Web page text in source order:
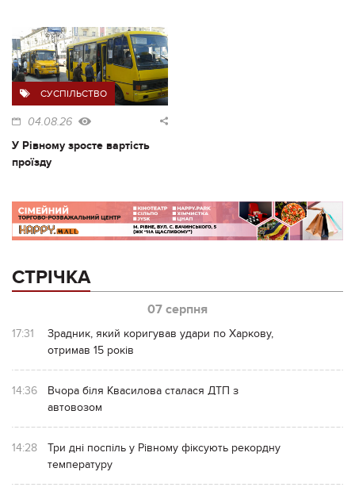
СУСПІЛЬСТВО
04.08.26
У Рівному зросте вартість
проїзду
СТРІЧКА
07 серпня
17:31
Зрадник, який коригував удари по Харкову,
отримав 15 років
14:36
Вчора біля Квасилова сталася ДТП з
автовозом
14:28
Три дні поспіль у Рівному фіксують рекордну
температуру